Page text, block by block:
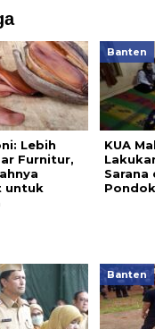
Lebih
Furnitur,
untuk
Banten
KUA
Sarana
Banten